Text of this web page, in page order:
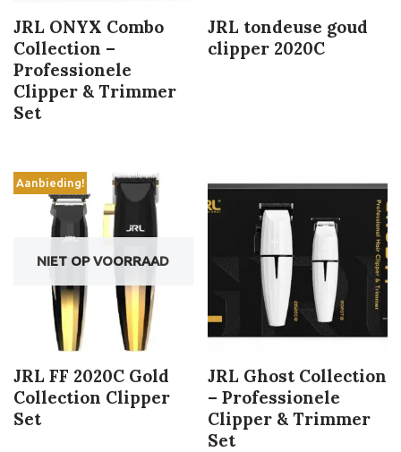
JRL ONYX Combo
Collection –
Professionele
Clipper & Trimmer
Set
JRL tondeuse goud
clipper 2020C
NIET OP VOORRAAD
Aanbieding!
JRL FF 2020C Gold
Collection Clipper
Set
JRL Ghost Collection
– Professionele
Clipper & Trimmer
Set